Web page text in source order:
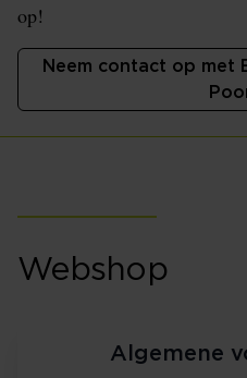
op!
Neem contact op met
Webshop
Algemene